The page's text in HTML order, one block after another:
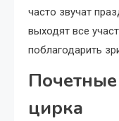
часто звучат
выходят все
поблагодарить
цирка